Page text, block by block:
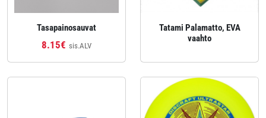
Tasapainosauvat
8.15€ sis.ALV
Tatami Palamatto, EVA
vaahto